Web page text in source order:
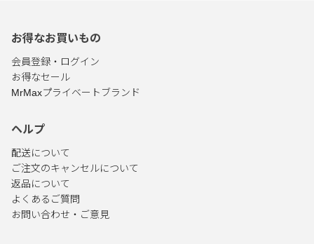
お得なお買いもの
会員登録・ログイン
お得なセール
MrMaxプライベートブランド
ヘルプ
配送について
ご注文のキャンセルについて
返品について
よくあるご質問
お問い合わせ・ご意見